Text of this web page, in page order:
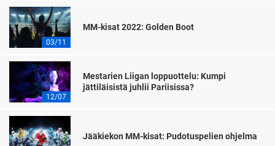
03/11
MM-kisat 2022: Golden Boot
12/07
Mestarien Liigan loppuottelu: Kumpi
jättiläisistä juhlii Pariisissa?
Jääkiekon MM-kisat: Pudotuspelien ohjelma